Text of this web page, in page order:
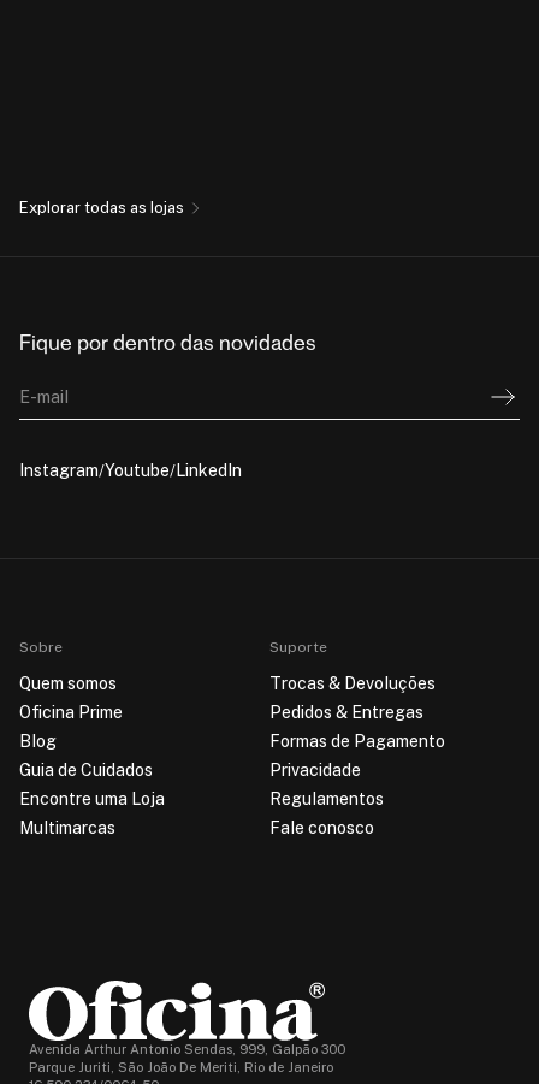
Explorar todas as lojas
Fique por dentro das novidades
E-mail
Instagram Youtube LinkedIn
Sobre
Quem somos
Oficina Prime
Blog
Guia de Cuidados
Encontre uma Loja
Multimarcas
Suporte
Trocas & Devoluções
Pedidos & Entregas
Formas de Pagamento
Privacidade
Regulamentos
Fale conosco
Avenida Arthur Antonio Sendas, 999, Galpão 300
Parque Juriti, São João De Meriti, Rio de Janeiro